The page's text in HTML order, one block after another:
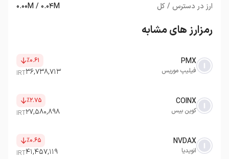
ارز در دسترس / کل
۰.۰۰M / ۰.۰۴M
رمزارز های مشابه
PMX
فیلیپ موریس
٪۰.۶۱
۳۶,۷۳۸,۷۱۳IRT
COINX
کوین بیس
٪۲.۷۵
۲۷,۵۸۰,۸۹۸IRT
NVDAX
انویدیا
٪۰.۶۵
۴۱,۴۵۷,۱۱۹IRT